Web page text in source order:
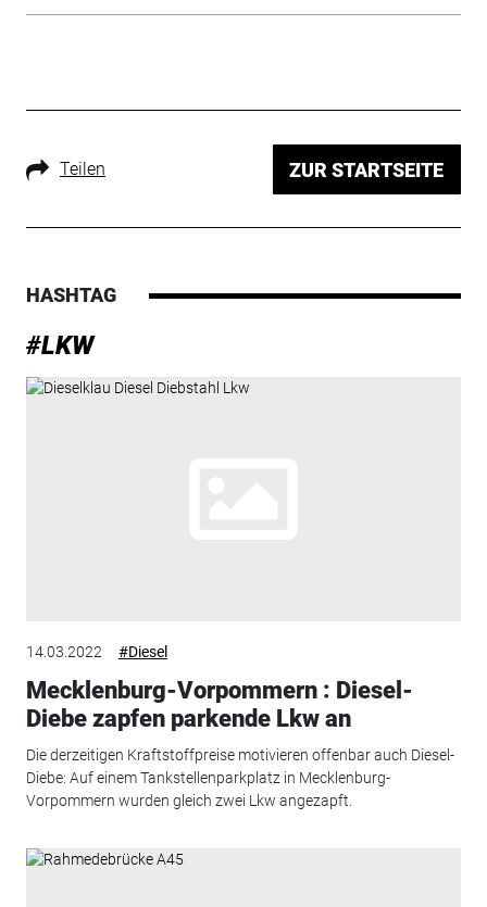
Teilen ZUR STARTSEITE
HASHTAG
#LKW
14.03.2022 #Diesel
Mecklenburg-Vorpommern : Diesel-
Diebe zapfen parkende Lkw an
Die derzeitigen Kraftstoffpreise motivieren offenbar auch Diesel-
Diebe: Auf einem Tankstellenparkplatz in Mecklenburg-
Vorpommern wurden gleich zwei Lkw angezapft.